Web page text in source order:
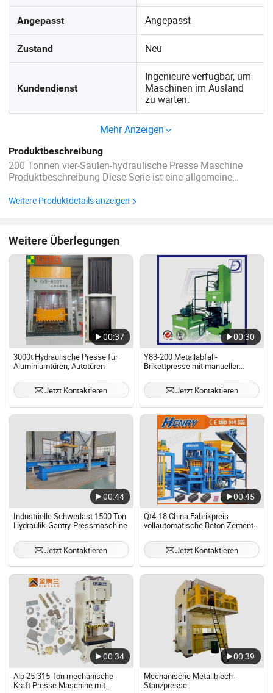
Angepasst Angepasst
Zustand Neu
Kundendienst
Ingenieure verfügbar, um
Maschinen im Ausland
zu warten.
Mehr Anzeigen
Produktbeschreibung
200 Tonnen vier-Säulen-hydraulische Presse Maschine
Produktbeschreibung Diese Serie ist eine allgemeine
Hydraulikpresse. Diese Hydraulikpresse ist geeignet Zum
Weitere Produktdetails anzeigen
Weitere Überlegungen
00:37
3000t Hydraulische Presse für
Aluminiumtüren, Autotüren
Jetzt Kontaktieren
00:30
Y83-200 Metallabfall-
Brikettpresse mit manueller
Jetzt Kontaktieren
00:44
Industrielle Schwerlast 1500 Ton
Hydraulik-Gantry-Pressmaschine
Jetzt Kontaktieren
00:45
Qt4-18 China Fabrikpreis
vollautomatische Beton Zement
Ziegelpressmaschine /
BlockmaschineJetzt Kontaktieren
00:34
Alp 25-315 Ton mechanische
Kraft Presse Maschine mit
00:39
Mechanische Metallblech-
Stanzpresse